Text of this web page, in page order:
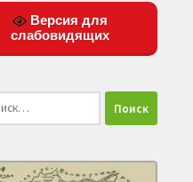
Версия для
слабовидящих